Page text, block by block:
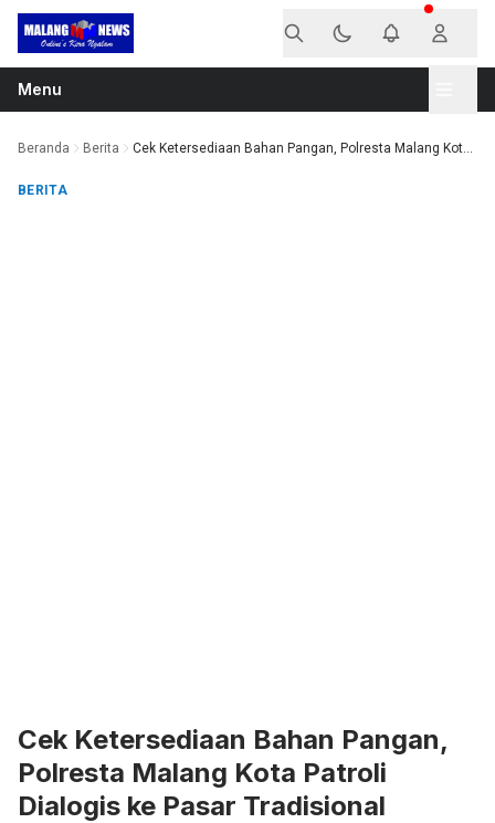
Langsung ke konten
Menu
Beranda Berita Cek Ketersediaan Bahan Pangan, Polresta Malang Kot...
BERITA
Cek Ketersediaan Bahan Pangan,
Polresta Malang Kota Patroli
Dialogis ke Pasar Tradisional